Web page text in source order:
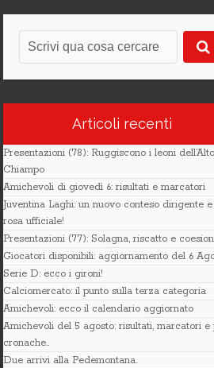
Articoli recenti
Presentazioni (78): Ruggiscono i leoni dell’Alto
Chiampo
Amichevoli di giovedì 6: risultati e marcatori
Juventina Laghi: un nuovo conteso dirigente
rosa ufficiale!
Presentazioni (77): Solagna, riscatto e
Giocatori disponibili: aggiornamento del 6
Serie D: ecco i gironi!
Calciomercato: il punto sulla terza categoria
Amichevoli: ecco il calendario aggiornato
Amichevoli del 5 agosto: risultati, marcatori e
cronache..
Due arrivi alla Pedemontana.